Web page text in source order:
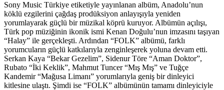
Sony Music Türkiye etiketiyle yayınlanan albüm, Anadolu’nun
köklü ezgilerini çağdaş prodüksiyon anlayışıyla yeniden
yorumlayarak güçlü bir müzikal köprü kuruyor. Albümün açılışı,
Türk pop müziğinin ikonik ismi Kenan Doğulu’nun imzasını taşıyan
“Halay” ile gerçekleşti. Ardından “FOLK” albümü, farklı
yorumcuların güçlü katkılarıyla zenginleşerek yoluna devam etti.
Serkan Kaya “Bekar Gezelim”, Sidenur Töre “Aman Doktor”,
Rubato “İki Keklik”, Mahmut Tuncer “Mış Mış” ve Tuğçe
Kandemir “Mağusa Limanı” yorumlarıyla geniş bir dinleyici
kitlesine ulaştı. Şimdi ise “FOLK” albümünün tamamı dinleyiciyle